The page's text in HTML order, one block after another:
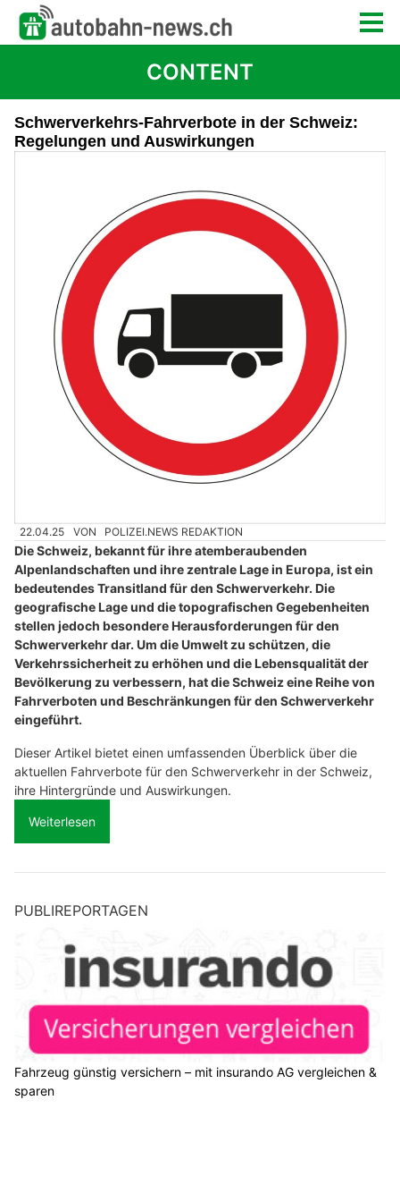
CONTENT
Schwerverkehrs-Fahrverbote in der Schweiz:
Regelungen und Auswirkungen
22.04.25 VON POLIZEI.NEWS REDAKTION
Die Schweiz, bekannt für ihre atemberaubenden
Alpenlandschaften und ihre zentrale Lage in Europa, ist ein
bedeutendes Transitland für den Schwerverkehr. Die
geografische Lage und die topografischen Gegebenheiten
stellen jedoch besondere Herausforderungen für den
Schwerverkehr dar. Um die Umwelt zu schützen, die
Verkehrssicherheit zu erhöhen und die Lebensqualität der
Bevölkerung zu verbessern, hat die Schweiz eine Reihe von
Fahrverboten und Beschränkungen für den Schwerverkehr
eingeführt.
Dieser Artikel bietet einen umfassenden Überblick über die
aktuellen Fahrverbote für den Schwerverkehr in der Schweiz,
ihre Hintergründe und Auswirkungen.
Weiterlesen
PUBLIREPORTAGEN
Fahrzeug günstig versichern – mit insurando AG vergleichen &
sparen